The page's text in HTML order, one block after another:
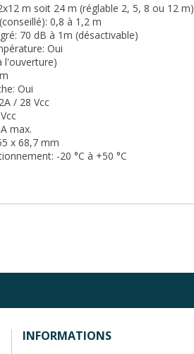
m soit 24 m (réglable 2, 5, 8 ou 12 m)
0,8 à 1,2 m
70 dB à 1m (désactivable)
Oui
l'ouverture)
Oui
/ 28 Vcc
max.
x 68,7 mm
-20 °C à +50 °C
INFORMATIONS